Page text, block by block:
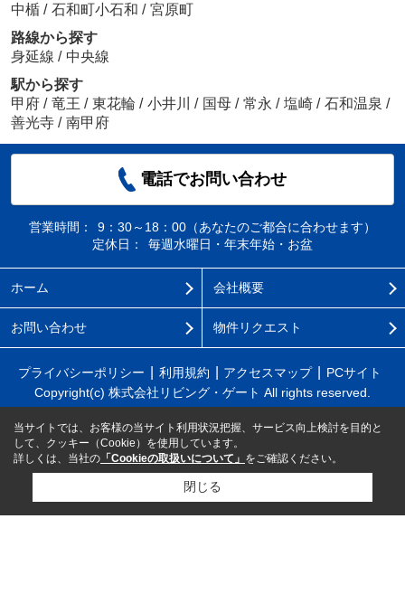
中楯 / 石和町小石和 / 宮原町
路線から探す
身延線 / 中央線
駅から探す
甲府 / 竜王 / 東花輪 / 小井川 / 国母 / 常永 / 塩崎 / 石和温泉 /
善光寺 / 南甲府
電話でお問い合わせ
営業時間：
9：30～18：00（あなたのご都合に合わせます）
定休日：
毎週水曜日・年末年始・お盆
ホーム 会社概要
お問い合わせ 物件リクエスト
プライバシーポリシー 利用規約 アクセスマップ
PCサイト
Copyright(c) 株式会社リビング・ゲート All rights reserved.
当サイトでは、お客様の当サイト利用状況把握、サービス向上検討を目的と
して、クッキー（Cookie）を使用しています。
詳しくは、当社の 「Cookieの取扱いについて」 をご確認ください。
閉じる